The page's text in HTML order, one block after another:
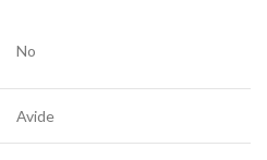
No
Avide